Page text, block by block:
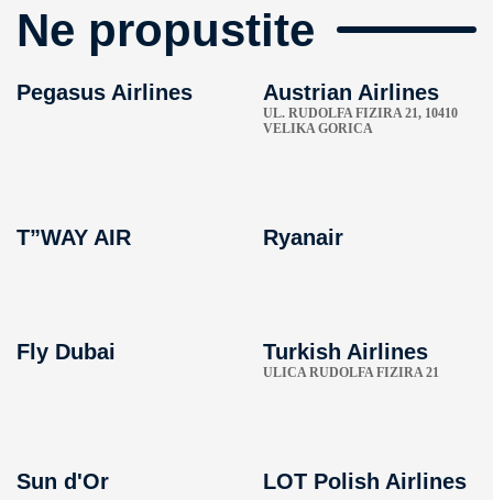
Ne propustite
Pegasus Airlines Austrian Airlines
UL. RUDOLFA FIZIRA 21, 10410
VELIKA GORICA
T”WAY AIR Ryanair
Fly Dubai Turkish Airlines
ULICA RUDOLFA FIZIRA 21
Sun d'Or LOT Polish Airlines